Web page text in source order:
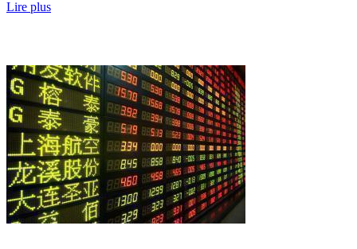
Lire plus